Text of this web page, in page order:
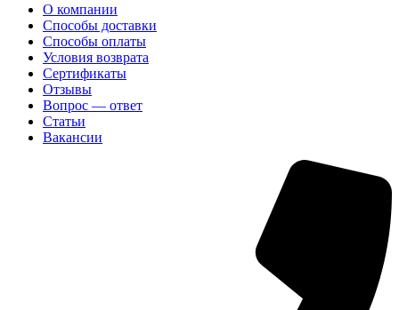
О компании
Способы доставки
Способы оплаты
Условия возврата
Сертификаты
Отзывы
Вопрос — ответ
Статьи
Вакансии